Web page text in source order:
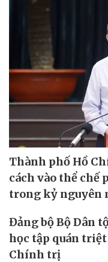
Thành phố Hồ
cách vào thể chế
trong kỷ nguyên
Đảng bộ Bộ Dân
học tập quán
Chính trị